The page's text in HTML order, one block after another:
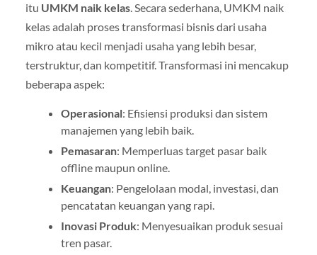
itu UMKM naik kelas. Secara sederhana, UMKM naik
kelas adalah proses transformasi bisnis dari usaha
mikro atau kecil menjadi usaha yang lebih besar,
terstruktur, dan kompetitif. Transformasi ini mencakup
beberapa aspek:
Operasional: Efisiensi produksi dan sistem
manajemen yang lebih baik.
Pemasaran: Memperluas target pasar baik
offline maupun online.
Keuangan: Pengelolaan modal, investasi, dan
pencatatan keuangan yang rapi.
Inovasi Produk: Menyesuaikan produk sesuai
tren pasar.